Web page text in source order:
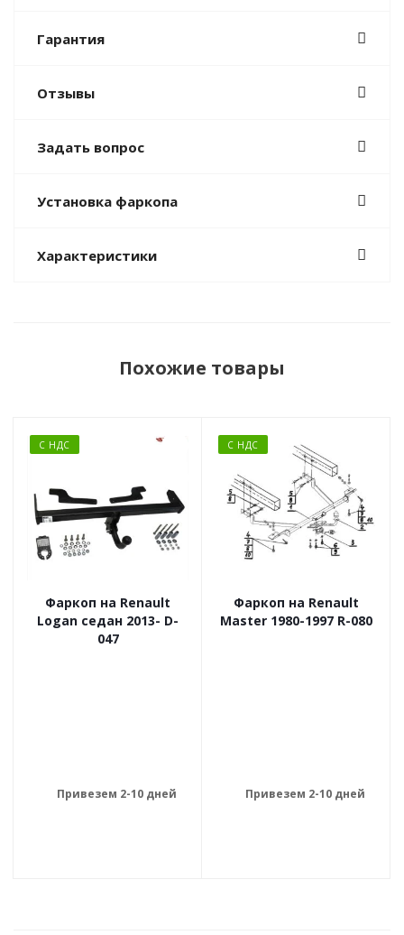
Гарантия
Отзывы
Задать вопрос
Установка фаркопа
Характеристики
Похожие товары
С НДС
Фаркоп на Renault
Logan седан 2013- D-
047
Привезем 2-10 дней
С НДС
Фаркоп на Renault
Master 1980-1997 R-080
Привезем 2-10 дней